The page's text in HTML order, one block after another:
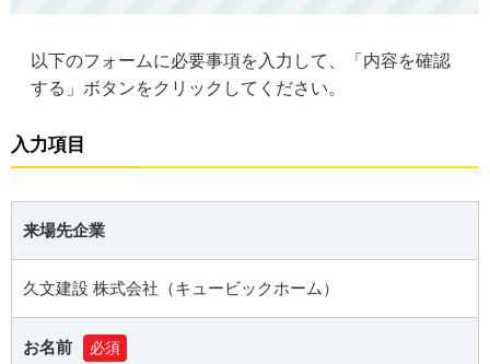
以下のフォームに必要事項を入力して、「内容を確認
する」ボタンをクリックしてください。
入力項目
来場先企業
久文建設 株式会社（キュービックホーム）
お名前 必須